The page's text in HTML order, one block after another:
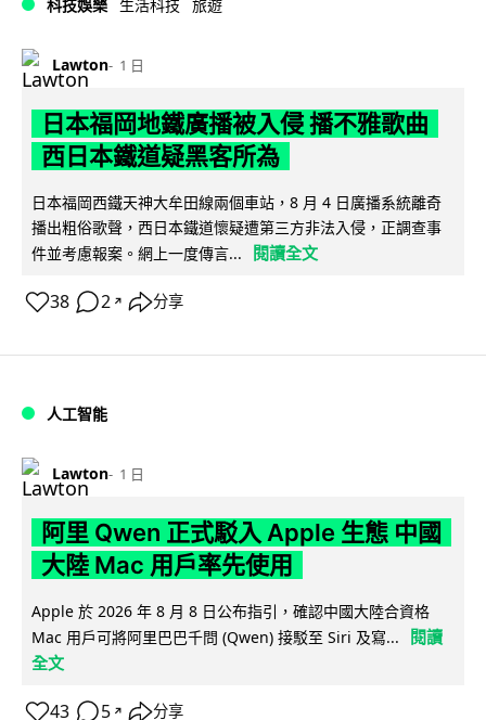
科技娛樂 生活科技 旅遊
Lawton 1 日
日本福岡地鐵廣播被入侵 播不雅歌曲
西日本鐵道疑黑客所為
日本福岡西鐵天神大牟田線兩個車站，8 月 4 日廣播系統離奇
播出粗俗歌聲，西日本鐵道懷疑遭第三方非法入侵，正調查事
件並考慮報案。網上一度傳言...
閱讀全文
38 2 ↗ 分享
人工智能
Lawton 1 日
阿里 Qwen 正式駁入 Apple 生態 中國
大陸 Mac 用戶率先使用
Apple 於 2026 年 8 月 8 日公布指引，確認中國大陸合資格
Mac 用戶可將阿里巴巴千問 (Qwen) 接駁至 Siri 及寫...
閱讀
全文
43 5 ↗ 分享